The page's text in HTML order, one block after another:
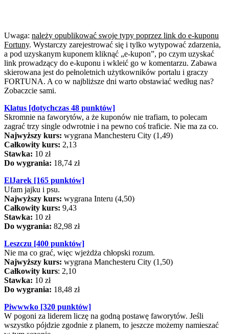
Uwaga: należy opublikować swoje typy poprzez link do e-kuponu
Fortuny. Wystarczy zarejestrować się i tylko wytypować zdarzenia,
a pod uzyskanym kuponem kliknąć „e-kupon”, po czym uzyskać
link prowadzący do e-kuponu i wkleić go w komentarzu. Zabawa
skierowana jest do pełnoletnich użytkowników portalu i graczy
FORTUNA. A co w najbliższe dni warto obstawiać według nas?
Zobaczcie sami.
Klatus [dotychczas 48 punktów]
Skromnie na faworytów, a że kuponów nie trafiam, to polecam
zagrać trzy single odwrotnie i na pewno coś traficie. Nie ma za co.
Najwyższy kurs: wygrana Manchesteru City (1,49)
Całkowity kurs: 2,13
Stawka: 10 zł
Do wygrania: 18,74 zł
ElJarek [165 punktów]
Ufam jajku i psu.
Najwyższy kurs: wygrana Interu (4,50)
Całkowity kurs: 9,43
Stawka: 10 zł
Do wygrania: 82,98 zł
Leszczu [400 punktów]
Nie ma co grać, więc wjeżdża chłopski rozum.
Najwyższy kurs: wygrana Manchesteru City (1,50)
Całkowity kurs: 2,10
Stawka: 10 zł
Do wygrania: 18,48 zł
Piwwwko [320 punktów]
W pogoni za liderem liczę na godną postawę faworytów. Jeśli
wszystko pójdzie zgodnie z planem, to jeszcze możemy namieszać